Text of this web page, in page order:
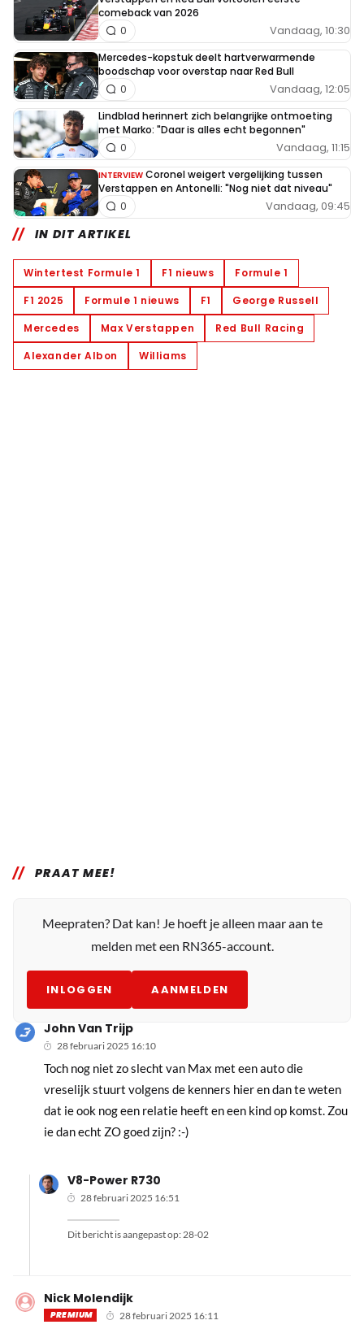
comeback van 2026
Vandaag, 10:30
0
Mercedes-kopstuk deelt hartverwarmende
boodschap voor overstap naar Red Bull
Vandaag, 12:05
0
Lindblad herinnert zich belangrijke ontmoeting
met Marko: "Daar is alles echt begonnen"
Vandaag, 11:15
0
INTERVIEW Coronel weigert vergelijking tussen
Verstappen en Antonelli: "Nog niet dat niveau"
Vandaag, 09:45
0
IN DIT ARTIKEL
Wintertest Formule 1 F1 nieuws
Formule 1
F1 2025
Formule 1 nieuws F1
George Russell
Mercedes
Max Verstappen
Red Bull Racing
Alexander Albon
Williams
PRAAT MEE!
Meepraten? Dat kan! Je hoeft je alleen maar aan te
melden met een RN365-account.
INLOGGEN AANMELDEN
John Van Trijp
28 februari 2025 16:10
Toch nog niet zo slecht van Max met een auto die
vreselijk stuurt volgens de kenners hier en dan te weten
dat ie ook nog een relatie heeft en een kind op komst. Zou
ie dan echt ZO goed zijn? :-)
V8-Power R730
28 februari 2025 16:51
Dit bericht is aangepast op: 28-02
Nick Molendijk
PREMIUM 28 februari 2025 16:11